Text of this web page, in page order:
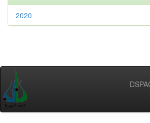
2020